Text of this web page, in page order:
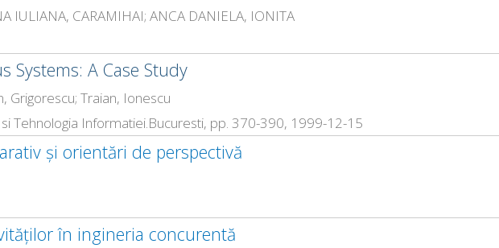
IULIANA, CARAMIHAI; ANCA DANIELA, IONITA
Systems: A Case Study
Grigorescu; Traian, Ionescu
Tehnologia Informatiei.Bucuresti, pp. 370-390, 1999-12-15
şi orientări de perspectivă
în ingineria concurentă